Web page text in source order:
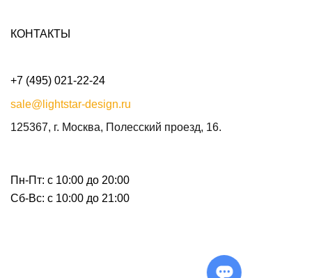
КОНТАКТЫ
+7 (495) 021-22-24
sale@lightstar-design.ru
125367, г. Москва, Полесский проезд, 16.
Пн-Пт: с 10:00 до 20:00
Сб-Вс: с 10:00 до 21:00